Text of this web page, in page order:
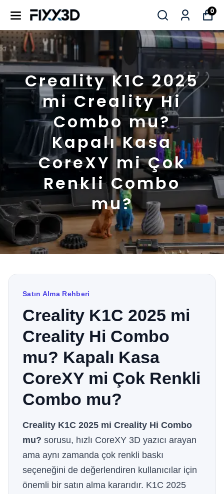
0
Creality K1C 2025
mi Creality Hi
Combo mu?
Kapalı Kasa
CoreXY mi Çok
Renkli Combo
mu?
Satın Alma Rehberi
Creality K1C 2025 mi
Creality Hi Combo
mu? Kapalı Kasa
CoreXY mi Çok Renkli
Combo mu?
Creality K1C 2025 mi Creality Hi Combo
mu? sorusu, hızlı CoreXY 3D yazıcı arayan
ama aynı zamanda çok renkli baskı
seçeneğini de değerlendiren kullanıcılar için
önemli bir satın alma kararıdır. K1C 2025